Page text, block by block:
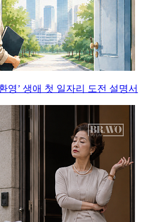
영’ 생애 첫 일자리 도전 설명서